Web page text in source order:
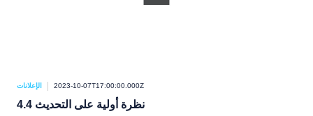
الإعلانات 2023-10-07T17:00:00.000Z
نظرة أولية على التحديث 4.4